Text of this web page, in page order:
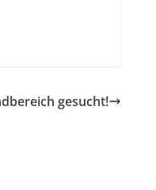
gesucht!